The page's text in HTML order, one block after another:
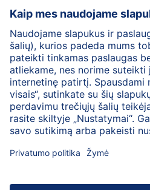
Odos priežiūra
Privatumo
Bendrosios svetainės
Rekvizitai
Apie